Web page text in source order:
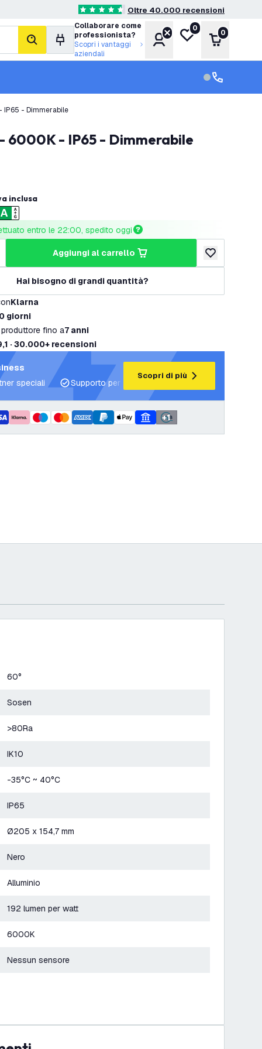
4.6 stelle di valutazione
Oltre 40.000 recensioni
cerca
Collaborare come
professionista?
Scopri i vantaggi
aziendali
AccountLista desideri
0
Carrello
0
Servizio
Assistenza
IP65 - Dimmerabile
6000K - IP65 - Dimmerabile
inclusa
entro le 22:00, spedito oggi
quantitàaggiungi al carrello
aggiungi alla
Hai bisogno di grandi quantità?
Klarna
giorni
fino a7 anni
· 30.000+ recensioni
speciali
Supporto per progetti e piani di illuminazione
Scopri di più
+1
60°
Sosen
>80Ra
IK10
-35°C ~ 40°C
IP65
Ø205 x 154,7 mm
Nero
Alluminio
192 lumen per watt
6000K
Nessun sensore